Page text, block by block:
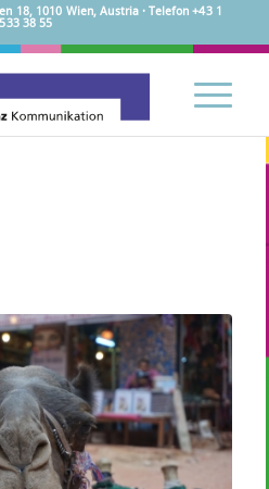
18, 1010 Wien, Austria · Telefon +43 1
533 38 55